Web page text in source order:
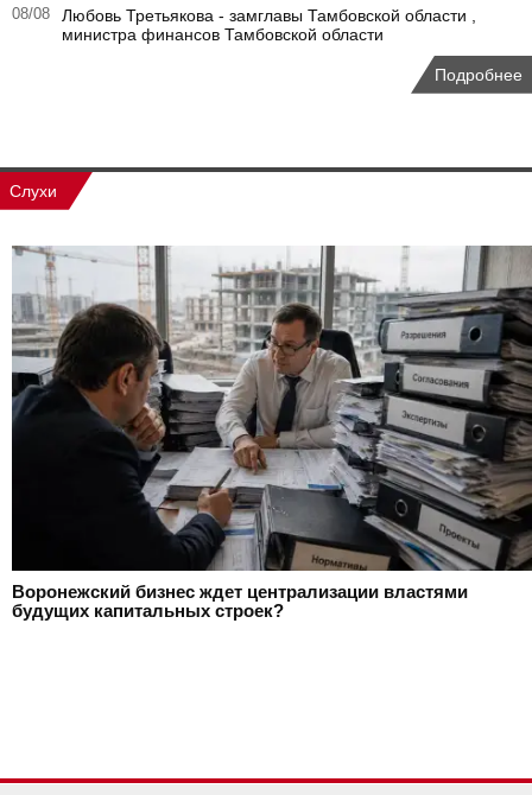
08/08
Любовь Третьякова - замглавы Тамбовской области ,
министра финансов Тамбовской области
Подробнее
Слухи
Воронежский бизнес ждет централизации властями
будущих капитальных строек?